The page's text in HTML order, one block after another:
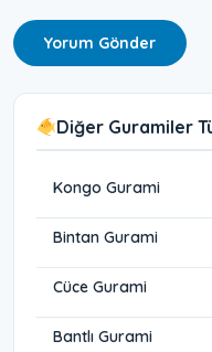
Diğer Guramiler
Kongo Gurami
Bintan Gurami
Cüce Gurami
Bantlı Gurami